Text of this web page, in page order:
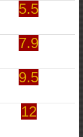
5.5
7.9
9.5
12